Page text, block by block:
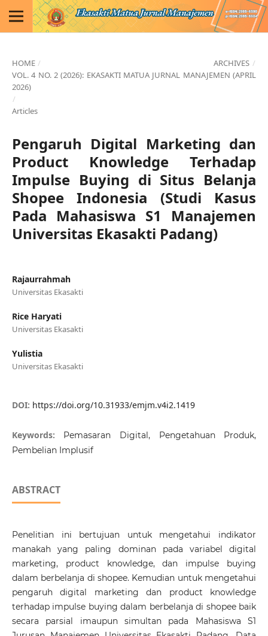
HOME / ARCHIVES /
VOL. 4 NO. 2 (2026): EKASAKTI MATUA JURNAL MANAJEMEN (APRIL
2026)
/
Articles
Pengaruh Digital Marketing dan
Product Knowledge Terhadap
Impulse Buying di Situs Belanja
Shopee Indonesia (Studi Kasus
Pada Mahasiswa S1 Manajemen
Universitas Ekasakti Padang)
Rajaurrahmah
Universitas Ekasakti
Rice Haryati
Universitas Ekasakti
Yulistia
Universitas Ekasakti
DOI: https://doi.org/10.31933/emjm.v4i2.1419
Keywords: Pemasaran Digital, Pengetahuan Produk,
Pembelian Implusif
ABSTRACT
Penelitian ini bertujuan untuk mengetahui indikator
manakah yang paling dominan pada variabel digital
marketing, product knowledge, dan impulse buying
dalam berbelanja di shopee. Kemudian untuk mengetahui
pengaruh digital marketing dan product knowledge
terhadap impulse buying dalam berbelanja di shopee baik
secara parsial imaupun simultan pada Mahasiswa S1